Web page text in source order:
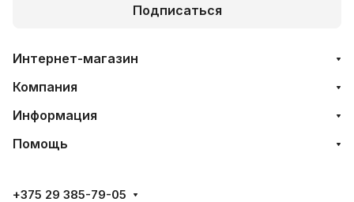
Подписаться
Интернет-магазин
Компания
Информация
Помощь
+375 29 385-79-05